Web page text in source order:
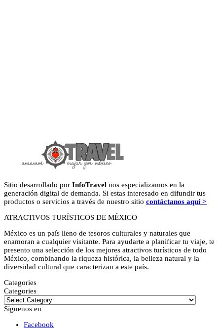
Sitio desarrollado por InfoTravel nos especializamos en la
generación digital de demanda. Si estas interesado en difundir tus
productos o servicios a través de nuestro sitio contáctanos aquí >
ATRACTIVOS TURÍSTICOS DE MÉXICO
México es un país lleno de tesoros culturales y naturales que
enamoran a cualquier visitante. Para ayudarte a planificar tu viaje, te
presento una selección de los mejores atractivos turísticos de todo
México, combinando la riqueza histórica, la belleza natural y la
diversidad cultural que caracterizan a este país.
Categories
Categories
Síguenos en
Facebook